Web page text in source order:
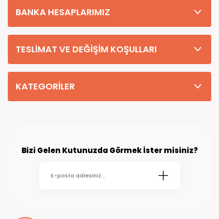
BANKA HESAPLARIMIZ
TESLİMAT VE DEĞİŞİM KOŞULLARI
KATEGORİLER
Bizi Gelen Kutunuzda Görmek İster misiniz?